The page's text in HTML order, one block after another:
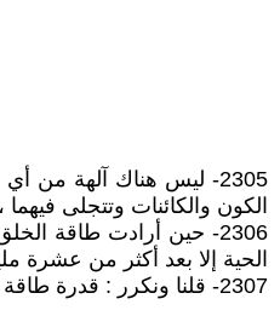
2305- ليس هناك آلهة من
الكون والكائنات وتتجلى
2306- حين أرادت طاقة
الحية إلا بعد أكثر من عشرة
2307- قلنا ونكرر : قدرة طاقة الخلق ( الخالق ) ليست مطلقة ولا تستطيع أن تقول للأشياء كوني فتكون، ولذلك بدأت عملية الخلق منذ أربعة عشر مليار عام وما تزال في بداياتها